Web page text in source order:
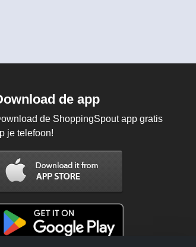
de app
de ShoppingSpout app gratis
je telefoon!